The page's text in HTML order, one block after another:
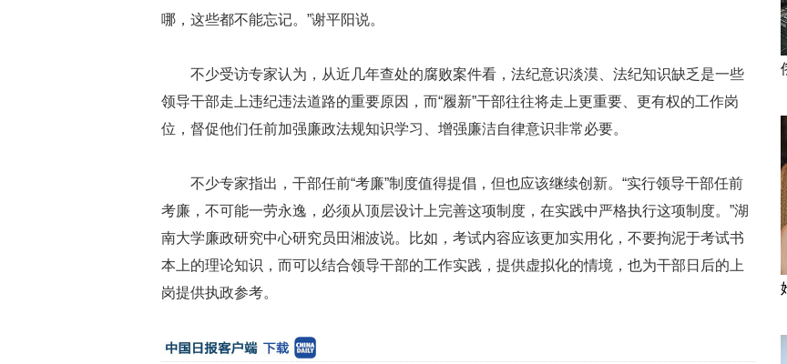
哪，这些都不能忘记。”谢平阳说。
不少受访专家认为，从近几年查处的腐败案件看，法纪意识淡漠、法纪知识缺乏是一些
领导干部走上违纪违法道路的重要原因，而“履新”干部往往将走上更重要、更有权的工作岗
位，督促他们任前加强廉政法规知识学习、增强廉洁自律意识非常必要。
不少专家指出，干部任前“考廉”制度值得提倡，但也应该继续创新。“实行领导干部任前
考廉，不可能一劳永逸，必须从顶层设计上完善这项制度，在实践中严格执行这项制度。”湖
南大学廉政研究中心研究员田湘波说。比如，考试内容应该更加实用化，不要拘泥于考试书
本上的理论知识，而可以结合领导干部的工作实践，提供虚拟化的情境，也为干部日后的上
岗提供执政参考。